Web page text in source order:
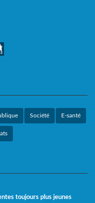
Société E-santé
toujours plus jeunes